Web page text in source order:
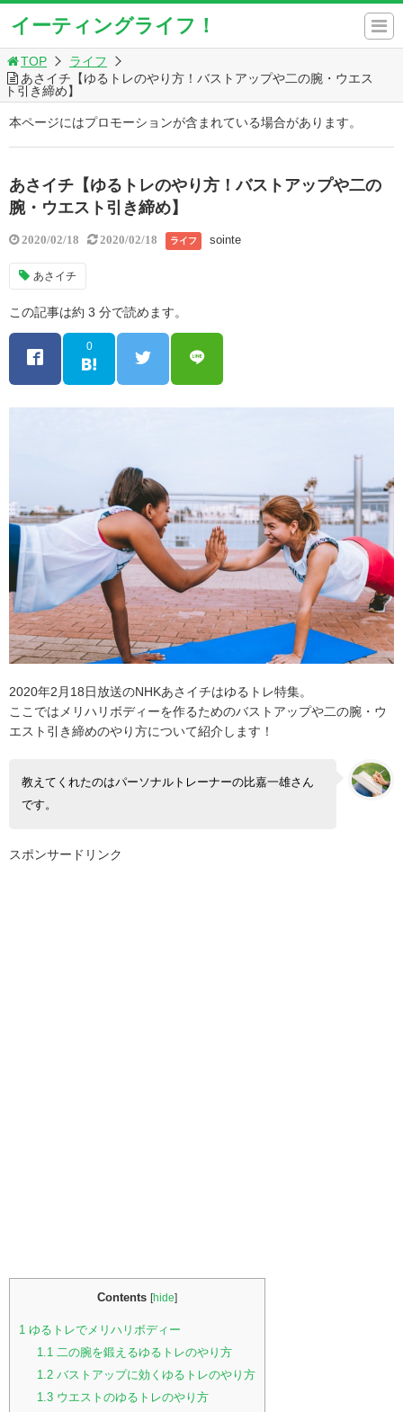
イーティングライフ！
TOP
ライフ
あさイチ【ゆるトレのやり方！バストアップや二の腕・ウエス
ト引き締め】
本ページにはプロモーションが含まれている場合があります。
あさイチ【ゆるトレのやり方！バストアップや二の
腕・ウエスト引き締め】
2020/02/18 2020/02/18 ライフ sointe
あさイチ
この記事は約 3 分で読めます。
0
2020年2月18日放送のNHKあさイチはゆるトレ特集。
ここではメリハリボディーを作るためのバストアップや二の腕・ウ
エスト引き締めのやり方について紹介します！
教えてくれたのはパーソナルトレーナーの比嘉一雄さん
です。
スポンサードリンク
Contents [hide]
1 ゆるトレでメリハリボディー
1.1二の腕を鍛えるゆるトレのやり方
1.2バストアップに効くゆるトレのやり方
1.3ウエストのゆるトレのやり方